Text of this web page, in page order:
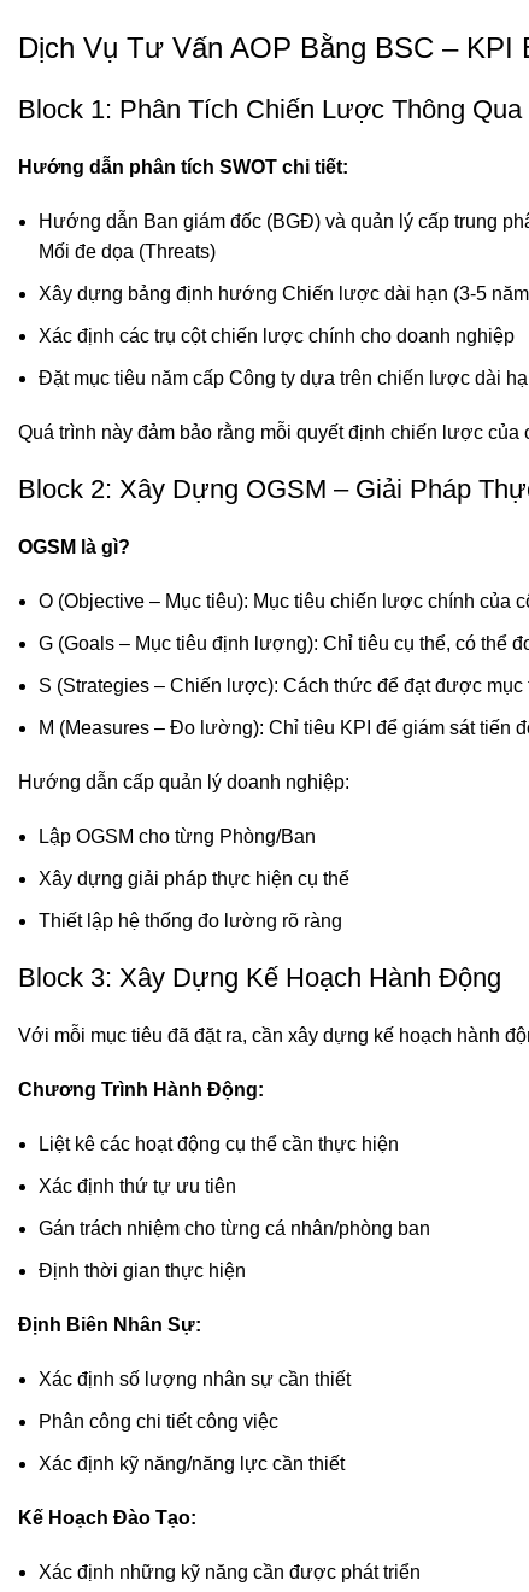
Dịch Vụ Tư Vấn AOP Bằng BSC – KPI
Block 1: Phân Tích Chiến Lược Thông Qua
Hướng dẫn phân tích SWOT chi tiết:
Hướng dẫn Ban giám đốc (BGĐ) và quản lý cấp trung
Mối đe dọa (Threats)
Xây dựng bảng định hướng Chiến lược dài hạn (3-5
Xác định các trụ cột chiến lược chính cho doanh nghiệp
Đặt mục tiêu năm cấp Công ty dựa trên chiến lược dài
Quá trình này đảm bảo rằng mỗi quyết định chiến lược
Block 2: Xây Dựng OGSM – Giải Pháp
OGSM là gì?
O (Objective – Mục tiêu): Mục tiêu chiến lược chính của
G (Goals – Mục tiêu định lượng): Chỉ tiêu cụ thể, có thể
S (Strategies – Chiến lược): Cách thức để đạt được mục
M (Measures – Đo lường): Chỉ tiêu KPI để giám sát tiến
Hướng dẫn cấp quản lý doanh nghiệp:
Lập OGSM cho từng Phòng/Ban
Xây dựng giải pháp thực hiện cụ thể
Thiết lập hệ thống đo lường rõ ràng
Block 3: Xây Dựng Kế Hoạch Hành Động
Với mỗi mục tiêu đã đặt ra, cần xây dựng kế hoạch hành
Chương Trình Hành Động:
Liệt kê các hoạt động cụ thể cần thực hiện
Xác định thứ tự ưu tiên
Gán trách nhiệm cho từng cá nhân/phòng ban
Định thời gian thực hiện
Định Biên Nhân Sự:
Xác định số lượng nhân sự cần thiết
Phân công chi tiết công việc
Xác định kỹ năng/năng lực cần thiết
Kế Hoạch Đào Tạo:
Xác định những kỹ năng cần được phát triển